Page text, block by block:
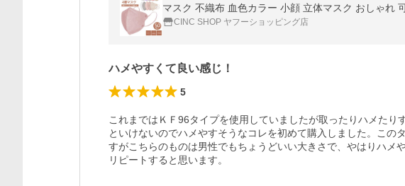
マスク 不織布 血色カラー 小顔 立体マスク おしゃれ
CINC SHOP ヤフーショッピング店
ハメやすくて良い感じ！
5
これまではＫＦ96タイプを使用していましたが取ったりハメたり
といけないのでハメやすそうなコレを初めて購入しました。この
すがこちらのものは男性でもちょうどいい大きさで、やはりハメ
リピートすると思います。